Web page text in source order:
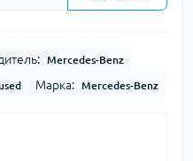
Mercedes-Benz
Марка: Mercedes-Benz